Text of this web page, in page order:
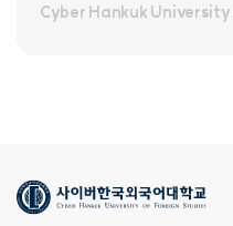
Cyber Hankuk University